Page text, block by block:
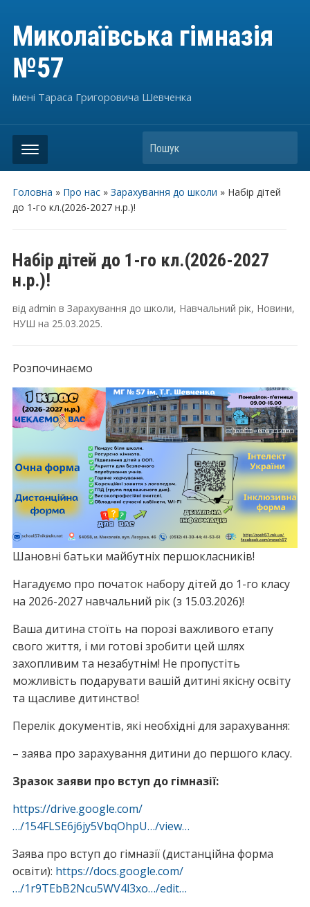
Миколаївська гімназія
№57
імені Тараса Григоровича Шевченка
Пошук
Головна » Про нас» Зарахування до школи » Набір дітей
до 1-го кл.(2026-2027 н.р.)!
Набір дітей до 1-го кл.(2026-2027
н.р.)!
від admin в Зарахування до школи, Навчальний рік, Новини,
НУШ на 25.03.2025.
Розпочинаємо
Шановні батьки майбутніх першокласників!
Нагадуємо про початок набору дітей до 1-го класу
на 2026-2027 навчальний рік (з 15.03.2026)!
Ваша дитина стоїть на порозі важливого етапу
свого життя, і ми готові зробити цей шлях
захопливим та незабутнім! Не пропустіть
можливість подарувати вашій дитині якісну освіту
та щасливе дитинство!
Перелік документів, які необхідні для зарахування:
– заява про зарахування дитини до першого класу.
Зразок заяви про вступ до гімназії:
https://drive.google.com/
…/154FLSE6j6jy5VbqOhpU…/view…
Заява про вступ до гімназії (дистанційна форма
освіти): https://docs.google.com/
…/1r9TEbB2Ncu5WV4l3xo…/edit…